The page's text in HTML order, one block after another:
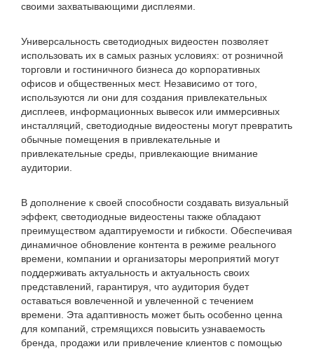
своими захватывающими дисплеями.
Универсальность светодиодных видеостен позволяет
использовать их в самых разных условиях: от розничной
торговли и гостиничного бизнеса до корпоративных
офисов и общественных мест. Независимо от того,
используются ли они для создания привлекательных
дисплеев, информационных вывесок или иммерсивных
инсталляций, светодиодные видеостены могут превратить
обычные помещения в привлекательные и
привлекательные среды, привлекающие внимание
аудитории.
В дополнение к своей способности создавать визуальный
эффект, светодиодные видеостены также обладают
преимуществом адаптируемости и гибкости. Обеспечивая
динамичное обновление контента в режиме реального
времени, компании и организаторы мероприятий могут
поддерживать актуальность и актуальность своих
представлений, гарантируя, что аудитория будет
оставаться вовлеченной и увлеченной с течением
времени. Эта адаптивность может быть особенно ценна
для компаний, стремящихся повысить узнаваемость
бренда, продажи или привлечение клиентов с помощью